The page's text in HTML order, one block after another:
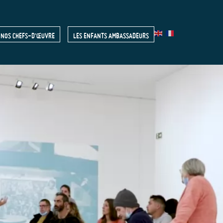
NOS CHEFS-D'ŒUVRE LES ENFANTS AMBASSADEURS